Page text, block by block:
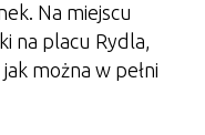
Na miejscu
na placu Rydla,
można w pełni